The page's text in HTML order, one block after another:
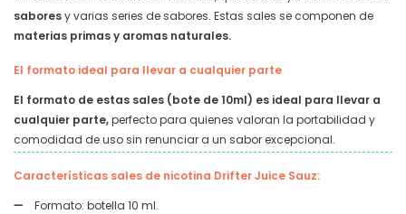
saboresy varias series de sabores. Estas sales se componen de
materias primas y aromas naturales.
El formato ideal para llevar a cualquier parte
El formato de estas sales (bote de 10ml) es ideal para llevar a
cualquier parte,perfecto para quienes valoran la portabilidad y
comodidad de uso sin renunciar a un sabor excepcional.
Características sales de nicotina Drifter Juice Sauz:
Formato: botella 10 ml.